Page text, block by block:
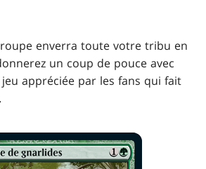
enverra toute votre tribu en
un coup de pouce avec
appréciée par les fans qui fait